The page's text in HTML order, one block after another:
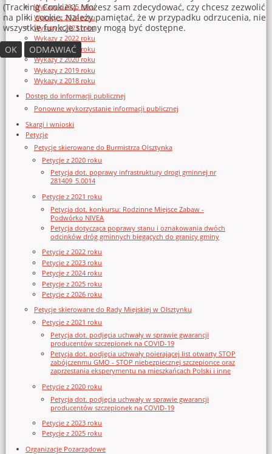
Wykazy z 2025 roku
Wykazy z 2024 roku
Wykazy z 2023 roku
Wykazy z 2022 roku
Wykazy z 2021 roku
Wykazy z 2020 roku
Wykazy z 2019 roku
Wykazy z 2018 roku
Dostęp do informacji publicznej
Ponowne wykorzystanie informacji publicznej
Skargi i wnioski
Petycje
Petycje skierowane do Burmistrza Olsztynka
Petycje z 2020 roku
Petycja dot. poprawy infrastruktury drogi gminnej nr
281409_5.0014
Petycje z 2021 roku
Petycja dot. konkursu: Rodzinne Miejsce Zabaw -
Podwórko NIVEA
Petycja dotycząca poprawy stanu i oznakowania dwóch
odcinków dróg gminnych biegących do granicy gminy
Petycje z 2022 roku
Petycje z 2023 roku
Petycje z 2024 roku
Petycje z 2025 roku
Petycje z 2026 roku
Petycje skierowane do Rady Miejskiej w Olsztynku
Petycje z 2021 roku
Petycja dot. podjęcia uchwały w sprawie gwarancji
producentów szczepionek na COVID-19
Petycja dot. podjęcia uchwały poierającej list otwarty STOP
zabójczenmu GMO - STOP niebezpiecznej szczepionce oraz
zaprzestania eksperymentu na mieszkańcach Polski i inne
Petycje z 2020 roku
Petycja dot. podjęcia uchwały w sprawie gwarancji
producentów szczepionek na COVID-19
Petycje z 2023 roku
Petycje z 2025 roku
Organizacje Pozarządowe
(Tracking Cookies). Możesz sam zdecydować, czy chcesz zezwolić
na pliki cookie. Należy pamiętać, że w przypadku odrzucenia, nie
wszystkie funkcje strony mogą być dostępne.
OK
ODMAWIAĆ